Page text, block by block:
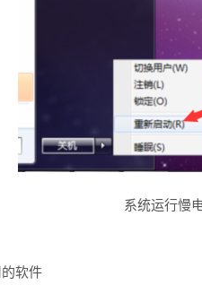
系统运行慢
软件